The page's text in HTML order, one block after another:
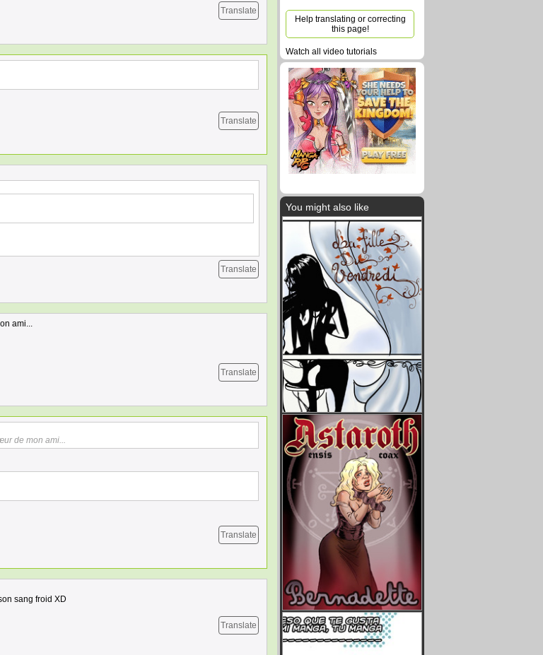
Translate
Translate
Translate
ami...
Translate
de mon ami...
Translate
sang froid XD
Translate
Help translating or correcting
this page!
Watch all video tutorials
You might also like